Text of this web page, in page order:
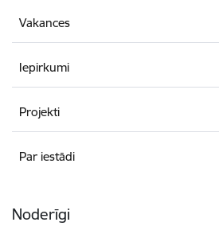
Vakances
Iepirkumi
Projekti
Par iestādi
Noderīgi